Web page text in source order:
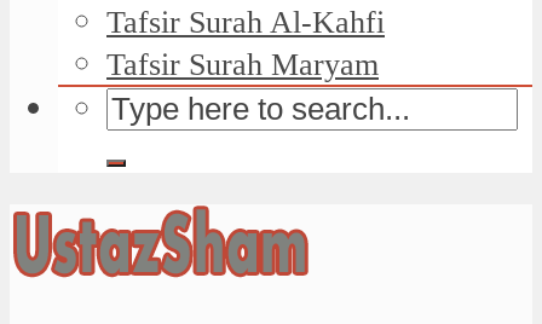
Tafsir Surah Al-Kahfi
Tafsir Surah Maryam